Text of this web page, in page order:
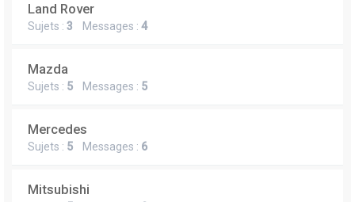
Land Rover
Sujets : 3 Messages : 4
Mazda
Sujets : 5 Messages : 5
Mercedes
Sujets : 5 Messages : 6
Mitsubishi